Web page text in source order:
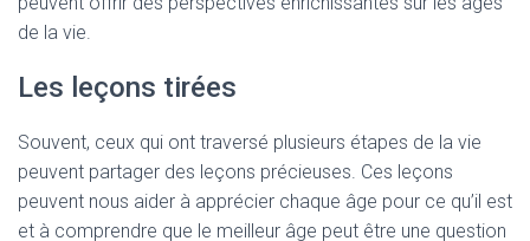
de la vie.
Les leçons tirées
Souvent, ceux qui ont traversé plusieurs étapes de la vie
peuvent partager des leçons précieuses. Ces leçons
peuvent nous aider à apprécier chaque âge pour ce qu’il est
et à comprendre que le meilleur âge peut être une question